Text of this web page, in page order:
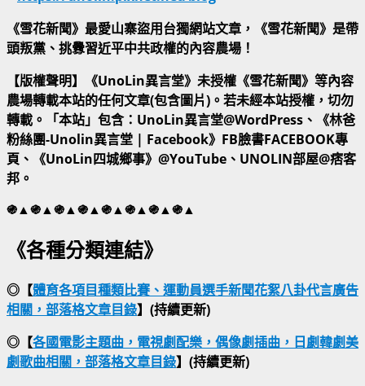
《雪花新聞》最愛山寨盜用台獨網站文章，《雪花新聞》是帶
頭叛黨、挑釁習近平中共政權的內容農場！
【版權聲明】《UnoLin異言堂》未授權《雪花新聞》等內容
農場轉載本站的任何文章(包含圖片)。若未經本站授權，切勿
轉載。「本站」包含：UnoLin異言堂@WordPress、《林爸
粉絲團-Unolin異言堂 | Facebook》FB臉書FACEBOOK專
頁、《UnoLin四城鄉事》@YouTube、UNOLIN部屋@痞客
邦。
֍▲֍▲֍▲֍▲֍▲֍▲֍▲֍▲
《各種分類連結》
◎【體育各項目種類比賽、運動員選手新聞花絮八卦代言廣告
相關，部落格文章目錄】(持續更新)
◎【各國電影主題曲，電視劇配樂，偶像劇插曲，日劇韓劇美
劇歌曲相關，部落格文章目錄】(持續更新)